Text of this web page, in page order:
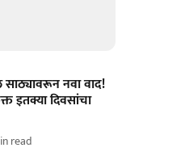
साठ्यावरून नवा वाद!
इतक्या दिवसांचा
read